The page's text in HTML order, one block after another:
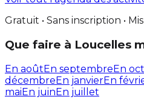
Gratuit • Sans inscription •
Que faire à Loucelles
En aoûtEn septembreEn
décembreEn janvierEn
maiEn juinEn juillet